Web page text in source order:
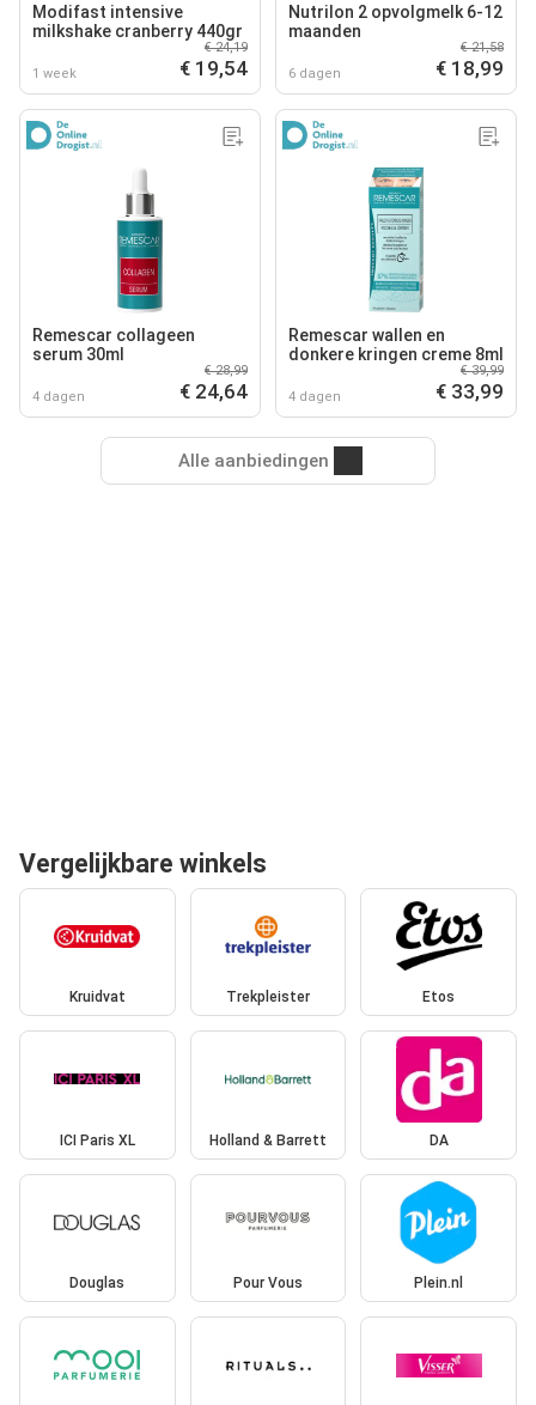
Modifast intensive
milkshake cranberry 440gr
1 week
€ 24,19
€ 19,54
Nutrilon 2 opvolgmelk 6-12
maanden
6 dagen
€ 21,58
€ 18,99
Remescar collageen
serum 30ml
4 dagen
€ 28,99
€ 24,64
Remescar wallen en
donkere kringen creme 8ml
4 dagen
€ 39,99
€ 33,99
Alle aanbiedingen
Vergelijkbare winkels
Kruidvat Trekpleister Etos
ICI Paris XL Holland & Barrett DA
Douglas Pour Vous Plein.nl